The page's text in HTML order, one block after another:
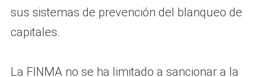
sus sistemas de prevención del blanqueo de
capitales.
La FINMA no se ha limitado a sancionar a la